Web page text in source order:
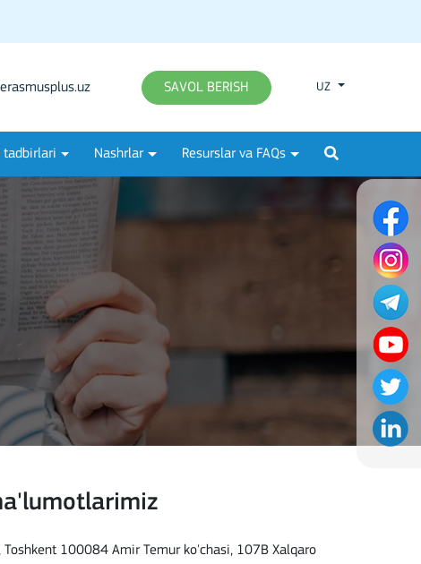
SAVOL BERISH UZ
tadbirlari Nashrlar Resurslar va FAQs
Toshkent 100084 Amir Temur ko'chasi, 107B Xalqaro